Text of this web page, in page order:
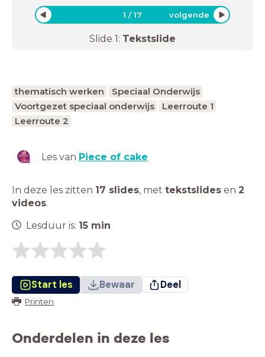
1 /17 volgende
Slide 1: Tekstslide
thematisch werken
Speciaal Onderwijs
Voortgezet speciaal onderwijs
Leerroute 1
Leerroute 2
Les van Piece of cake
In deze les zitten 17 slides, met tekstslides en 2
videos.
Lesduur is: 15 min
Start les Bewaar Deel
Printen
Onderdelen in deze les